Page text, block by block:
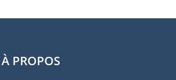
À PROPOS